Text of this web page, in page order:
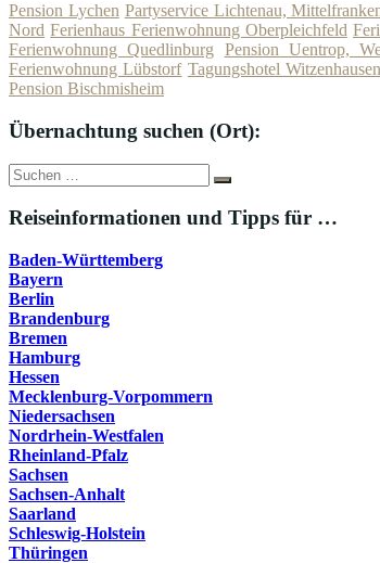
Pension Lychen Partyservice Lichtenau,
Nord Ferienhaus Ferienwohnung Oberpleichfeld
Ferienwohnung Quedlinburg
Pension Uentrop,
Ferienwohnung Lübstorf Tagungshotel Witzenhausen
Pension Bischmisheim
Übernachtung suchen (Ort):
Suche
nach:
Suchen
Reiseinformationen und Tipps für …
Baden-Württemberg
Bayern
Berlin
Brandenburg
Bremen
Hamburg
Hessen
Mecklenburg-Vorpommern
Niedersachsen
Nordrhein-Westfalen
Rheinland-Pfalz
Sachsen
Sachsen-Anhalt
Saarland
Schleswig-Holstein
Thüringen